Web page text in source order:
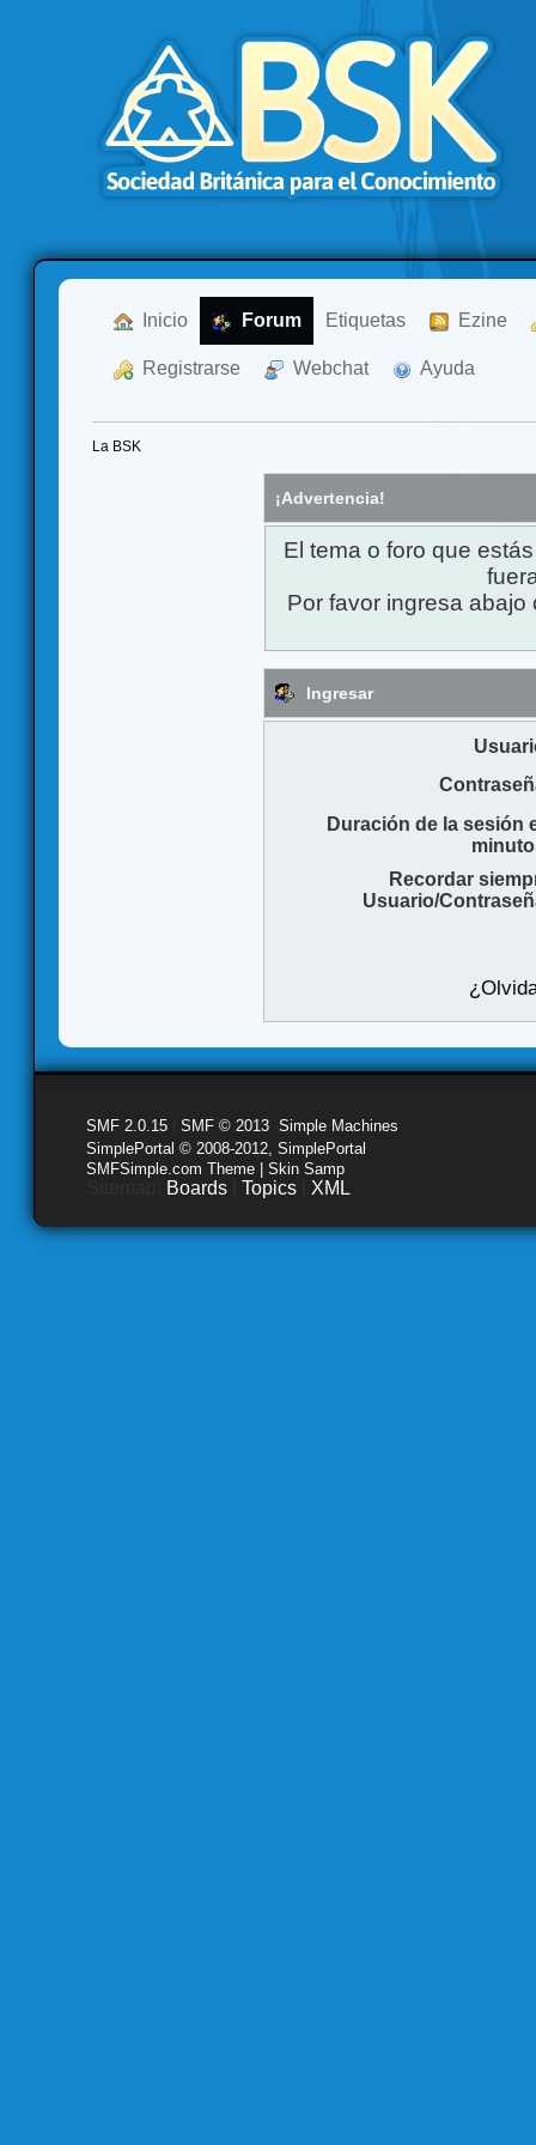
Inicio Forum Etiquetas Ezine
Registrarse Webchat Ayuda
La BSK
¡Advertencia!
El tema o foro que
Por favor ingresa
Ingresar
Duración de la sesión
Recordar
Usuario/
SMF 2.0.15 SMF © 2013 Simple Machines
SimplePortal © 2008-2012, SimplePortal
SMFSimple.com Theme | Skin Samp
Boards Topics XML